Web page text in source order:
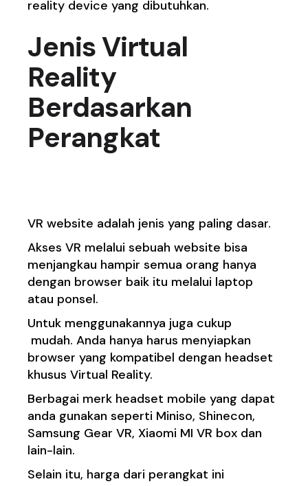
reality device yang dibutuhkan.
JenisVirtual
Reality
Berdasarkan
Perangkat
VR website adalah jenis yang paling dasar.
Akses VR melalui sebuah website bisa
menjangkau hampir semua orang hanya
dengan browser baik itu melalui laptop
atau ponsel.
Untuk menggunakannya juga cukup
mudah. Anda hanya harus menyiapkan
browser yang kompatibel dengan headset
khusus Virtual Reality.
Berbagai merk headset mobile yang dapat
anda gunakan seperti Miniso, Shinecon,
Samsung Gear VR, Xiaomi MI VR box dan
lain-lain.
Selain itu, harga dari perangkat ini